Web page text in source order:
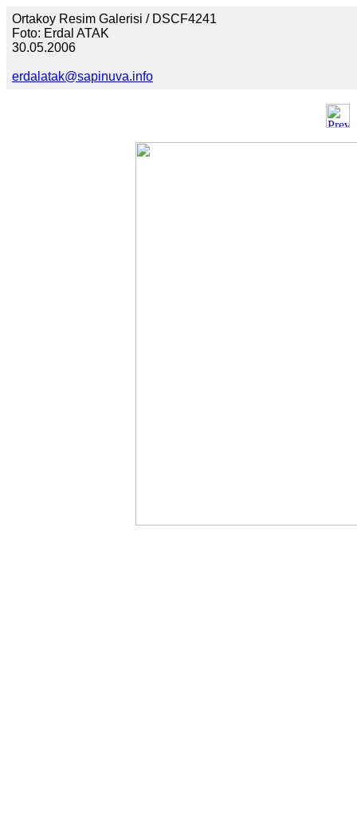
Ortakoy Resim Galerisi / DSCF4241
Foto: Erdal ATAK
30.05.2006
erdalatak@sapinuva.info